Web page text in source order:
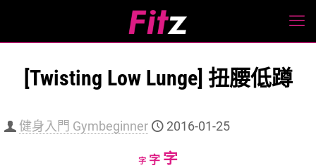
[Twisting Low Lunge] 扭腰低蹲
健身入門 Gymbeginner 2016-01-25
字Decrease
字Reset
字Increase